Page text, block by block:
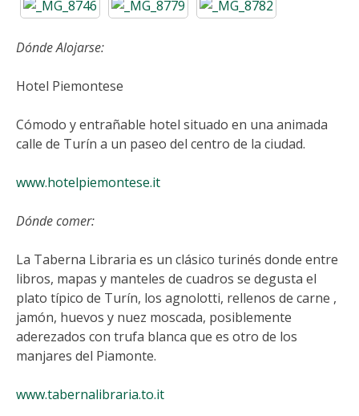
Dónde Alojarse:
Hotel Piemontese
Cómodo y entrañable hotel situado en una animada
calle de Turín a un paseo del centro de la ciudad.
www.hotelpiemontese.it
Dónde comer:
La Taberna Libraria es un clásico turinés donde entre
libros, mapas y manteles de cuadros se degusta el
plato típico de Turín, los agnolotti, rellenos de carne ,
jamón, huevos y nuez moscada, posiblemente
aderezados con trufa blanca que es otro de los
manjares del Piamonte.
www.tabernalibraria.to.it